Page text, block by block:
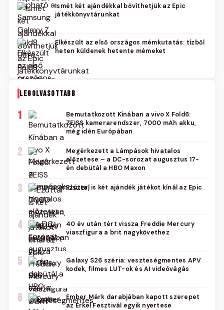
Ismét két ajándékkal bővíthetjük az Epic
játékkönyvtárunkat
Elkészült az első országos mémkutatás: tízből
heten küldenek hetente mémeket
LEGOLVASOTTABB
1
Bemutatkozott Kínában a vivo X Fold6:
ZEISS kamerarendszer, 7000 mAh akku,
még idén Európában
2
Megérkezett a Lámpások hivatalos
előzetese – a DC-sorozat augusztus 17-
én debütál a HBO Maxon
3 Ezúttal is két ajándék játékot kínál az Epic
4
40 év után tért vissza Freddie Mercury
viaszfigura a brit nagykövethez
5
Galaxy S26 széria: veszteségmentes APV
kodek, filmes LUT-ok és AI videóvágás
6
Ember Márk darabjában kapott szerepet
az Erkel Fesztivál egyik nyertese